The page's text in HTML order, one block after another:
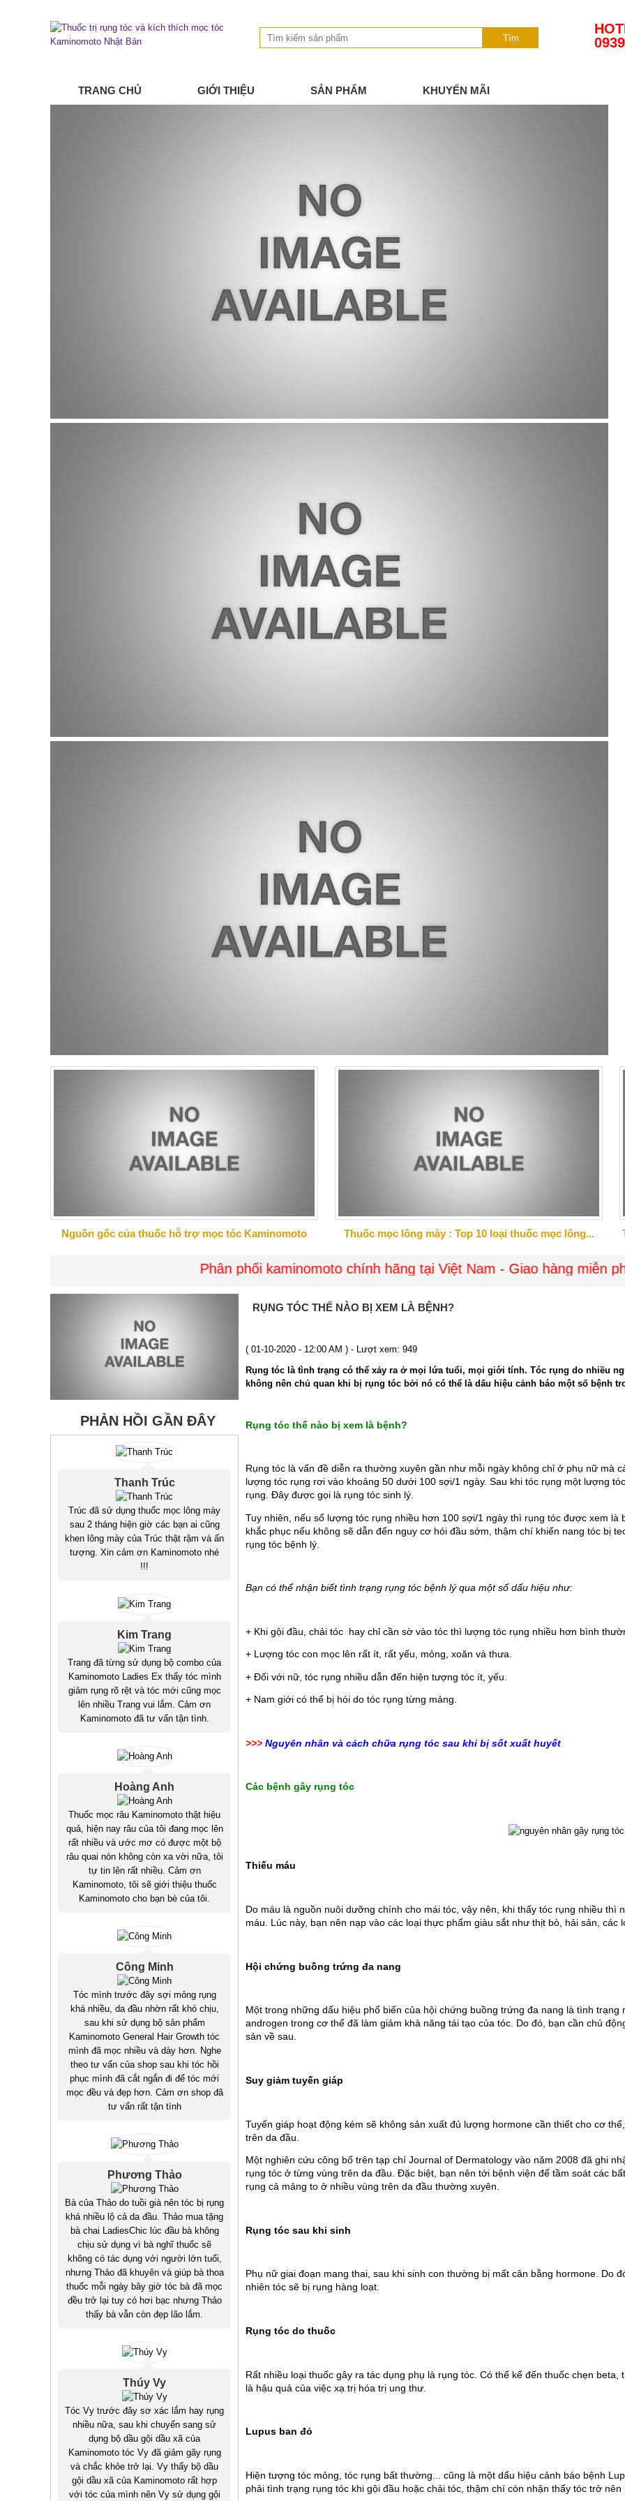
Tìm
TRANG CHỦ GIỚI THIỆU SẢN PHẨM KHUYẾN MÃI
Nguồn gốc của thuốc hỗ trợ mọc tóc Kaminomoto Thuốc mọc lông mày : Top 10 loại thuốc mọc lông...
Phân phối kaminomoto chính hãng tại Việt Nam - Giao hàng miễn phí
PHẢN HỒI GẦN ĐÂY
Thanh Trúc
Trúc đã sử dụng thuốc mọc lông mày
sau 2 tháng hiện giờ các bạn ai cũng
khen lông mày của Trúc thật rậm và ấn
tượng. Xin cảm ơn Kaminomoto nhé
!!!
Kim Trang
Trang đã từng sử dụng bộ combo của
Kaminomoto Ladies Ex thấy tóc mình
giảm rụng rõ rệt và tóc mới cũng mọc
lên nhiều Trang vui lắm. Cảm ơn
Kaminomoto đã tư vấn tận tình.
Hoàng Anh
Thuốc mọc râu Kaminomoto thật hiệu
quả, hiện nay râu của tôi đang mọc lên
rất nhiều và ước mơ có được một bộ
râu quai nón không còn xa vời nữa, tôi
tự tin lên rất nhiều. Cảm ơn
Kaminomoto, tôi sẽ giới thiệu thuốc
Kaminomoto cho bạn bè của tôi.
Công Minh
Tóc mình trước đây sợi mỏng rụng
khá nhiều, da đầu nhờn rất khó chịu,
sau khi sử dụng bộ sản phẩm
Kaminomoto General Hair Growth tóc
mình đã mọc nhiều và dày hơn. Nghe
theo tư vấn của shop sau khi tóc hồi
phục mình đã cắt ngắn đi để tóc mới
mọc đều và đẹp hơn. Cảm ơn shop đã
tư vấn rất tận tình
Phương Thảo
Bà của Thảo do tuồi già nên tóc bị rụng
khá nhiều lộ cả da đầu. Thảo mua tặng
bà chai LadiesChic lúc đầu bà không
chịu sử dụng vì bà nghĩ thuốc sẽ
không có tác dụng với người lớn tuổi,
nhưng Thảo đã khuyên và giúp bà thoa
thuốc mỗi ngày bây giờ tóc bà đã mọc
đều trở lại tuy có hơi bạc nhưng Thảo
thấy bà vẫn còn đẹp lão lắm.
Thúy Vy
Tóc Vy trước đây sơ xác lắm hay rụng
nhiều nữa, sau khi chuyển sang sử
dụng bộ dầu gội dầu xã của
Kaminomoto tóc Vy đã giảm gãy rụng
và chắc khỏe trở lại. Vy thấy bộ dầu
gội dầu xã của Kaminomoto rất hợp
với tóc của mình nên Vy sử dụng gội
RỤNG TÓC THẾ NÀO BỊ XEM LÀ BỆNH?
( 01-10-2020 - 12:00 AM ) - Lượt xem: 949
Rụng tóc là tình trạng có thể xảy ra ở mọi lứa tuổi, mọi giới tính. Tóc rụng do nhiều
không nên chủ quan khi bị rụng tóc bởi nó có thể là dấu hiệu cảnh báo một số bệnh
Rụng tóc thế nào bị xem là bệnh?
Rụng tóc là vấn đề diễn ra thường xuyên gần như mỗi ngày không chỉ ở phụ nữ mà
lượng tóc rụng rơi vào khoảng 50 dưới 100 sợi/1 ngày. Sau khi tóc rụng một lượng
rụng. Đây được gọi là rụng tóc sinh lý.
Tuy nhiên, nếu số lượng tóc rụng nhiều hơn 100 sợi/1 ngày thì rụng tóc được xem
khắc phục nếu không sẽ dẫn đến nguy cơ hói đầu sớm, thậm chí khiến nang tóc bị
rụng tóc bệnh lý.
Bạn có thể nhận biết tình trạng rụng tóc bệnh lý qua một số dấu hiệu như:
+ Khi gội đầu, chải tóc  hay chỉ cần sờ vào tóc thì lượng tóc rụng nhiều hơn bình
+ Lượng tóc con mọc lên rất ít, rất yếu, mỏng, xoăn và thưa.
+ Đối với nữ, tóc rụng nhiều dẫn đến hiện tượng tóc ít, yếu.
+ Nam giới có thể bị hói do tóc rụng từng mảng.
>>> Nguyên nhân và cách chữa rụng tóc sau khi bị sốt xuất huyết
Các bệnh gây rụng tóc
Thiếu máu
Do máu là nguồn nuôi dưỡng chính cho mái tóc, vậy nên, khi thấy tóc rụng nhiều thì
máu. Lúc này, bạn nên nạp vào các loại thực phẩm giàu sắt như thịt bò, hải sản,
Hội chứng buồng trứng đa nang
Một trong những dấu hiệu phổ biến của hội chứng buồng trứng đa nang là tình
androgen trong cơ thể đã làm giảm khả năng tái tạo của tóc. Do đó, bạn cần chủ
sản về sau.
Suy giảm tuyến giáp
Tuyến giáp hoạt động kém sẽ không sản xuất đủ lượng hormone cần thiết cho cơ
trên da đầu.
Một nghiên cứu công bố trên tạp chí Journal of Dermatology vào năm 2008 đã ghi
rụng tóc ở từng vùng trên da đầu. Đặc biệt, bạn nên tới bệnh viện để tầm soát các
rụng cả mảng to ở nhiều vùng trên da đầu thường xuyên.
Rụng tóc sau khi sinh
Phụ nữ giai đoạn mang thai, sau khi sinh con thường bị mất cân bằng hormone. Do
nhiên tóc sẽ bị rụng hàng loạt.
Rụng tóc do thuốc
Rất nhiều loại thuốc gây ra tác dụng phụ là rụng tóc. Có thể kể đến thuốc chẹn
là hậu quả của việc xạ trị hóa trị ung thư.
Lupus ban đỏ
Hiện tượng tóc mỏng, tóc rụng bất thường... cũng là một dấu hiệu cảnh báo bệnh
phải tình trạng rụng tóc khi gội đầu hoặc chải tóc, thậm chí còn nhận thấy tóc trở